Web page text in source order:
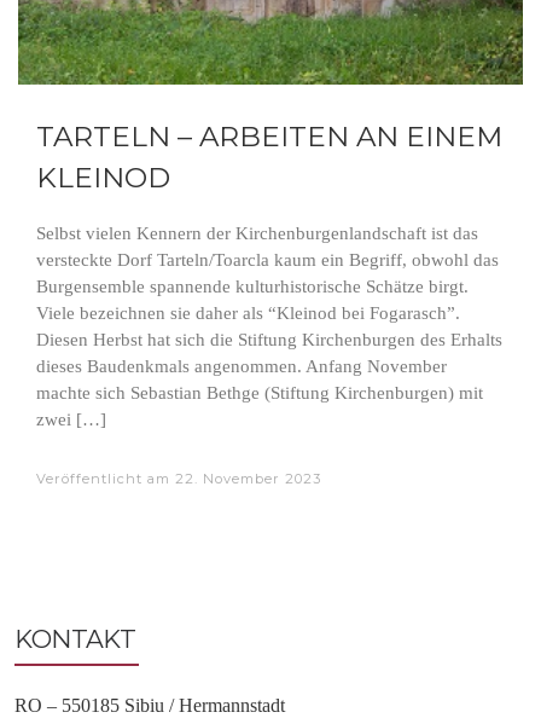
TARTELN – ARBEITEN AN EINEM
KLEINOD
Selbst vielen Kennern der Kirchenburgenlandschaft ist das
versteckte Dorf Tarteln/Toarcla kaum ein Begriff, obwohl das
Burgensemble spannende kulturhistorische Schätze birgt.
Viele bezeichnen sie daher als “Kleinod bei Fogarasch”.
Diesen Herbst hat sich die Stiftung Kirchenburgen des Erhalts
dieses Baudenkmals angenommen. Anfang November
machte sich Sebastian Bethge (Stiftung Kirchenburgen) mit
zwei […]
Veröffentlicht am 22. November 2023
KONTAKT
RO – 550185 Sibiu / Hermannstadt